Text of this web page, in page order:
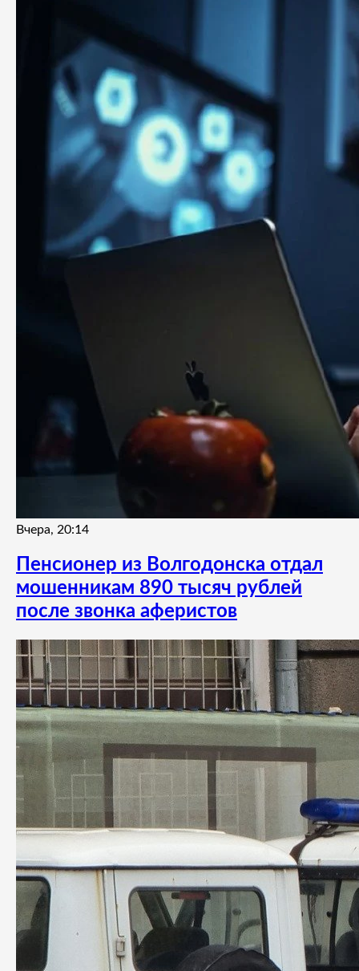
Вчера, 20:14
Пенсионер из Волгодонска отдал
мошенникам 890 тысяч рублей
после звонка аферистов